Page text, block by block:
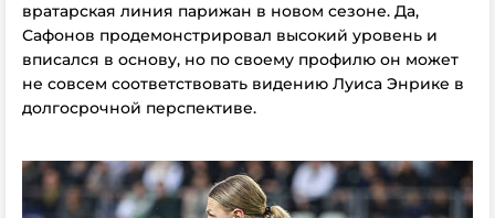
вратарская линия парижан в новом сезоне. Да,
Сафонов продемонстрировал высокий уровень и
вписался в основу, но по своему профилю он может
не совсем соответствовать видению Луиса Энрике в
долгосрочной перспективе.